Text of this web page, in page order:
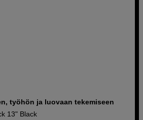
työhön ja luovaan tekemiseen
13" Black